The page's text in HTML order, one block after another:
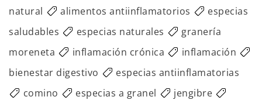
natural
alimentos antiinflamatorios
especias
saludables
especias naturales
granería
moreneta
inflamación crónica
inflamación
bienestar digestivo
especias antiinflamatorias
comino
especias a granel
jengibre